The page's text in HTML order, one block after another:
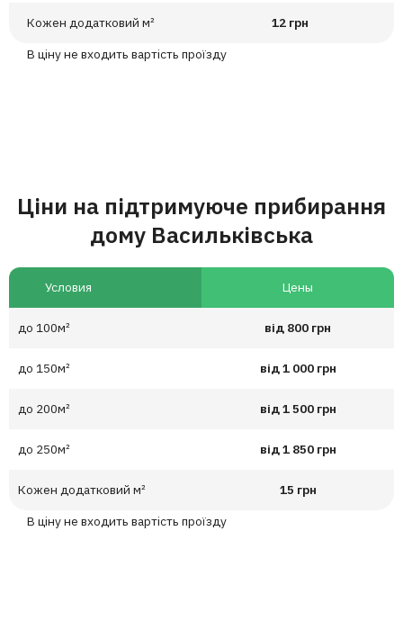
Кожен додатковий м²
12 грн
В ціну не входить вартість проїзду
Ціни на підтримуюче прибирання
дому Васильківська
Условия Цены
до 100м² від 800 грн
до 150м² від 1 000 грн
до 200м² від 1 500 грн
до 250м² від 1 850 грн
Кожен додатковий м²
15 грн
В ціну не входить вартість проїзду